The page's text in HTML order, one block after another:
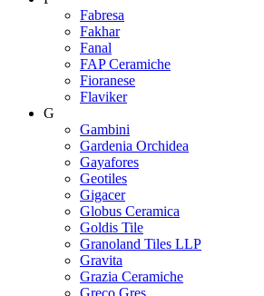
Fabresa
Fakhar
Fanal
FAP Ceramiche
Fioranese
Flaviker
G
Gambini
Gardenia Orchidea
Gayafores
Geotiles
Gigacer
Globus Ceramica
Goldis Tile
Granoland Tiles LLP
Gravita
Grazia Ceramiche
Greco Gres